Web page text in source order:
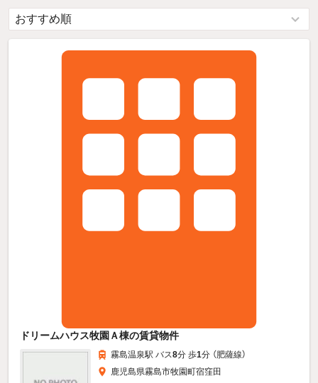
ドリームハウス牧園Ａ棟の賃貸物件
霧島温泉駅 バス8分 歩1分 （肥薩線）
鹿児島県霧島市牧園町宿窪田